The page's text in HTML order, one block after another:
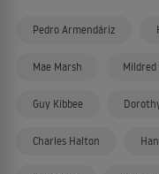
Pedro Armendáriz
Mae Marsh
Guy Kibbee
Charles Halton